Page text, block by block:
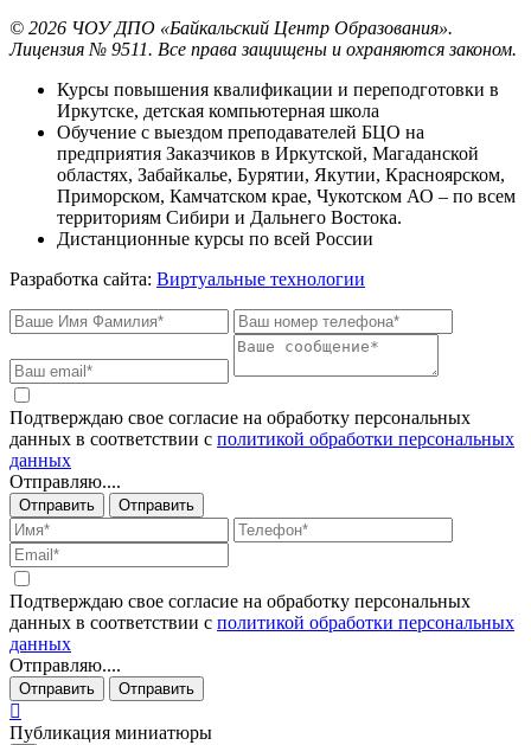
© 2026 ЧОУ ДПО «Байкальский Центр Образования».
Лицензия № 9511. Все права защищены и охраняются законом.
Курсы повышения квалификации и переподготовки в
Иркутске, детская компьютерная школа
Обучение с выездом преподавателей БЦО на
предприятия Заказчиков в Иркутской, Магаданской
областях, Забайкалье, Бурятии, Якутии, Красноярском,
Приморском, Камчатском крае, Чукотском АО – по всем
территориям Сибири и Дальнего Востока.
Дистанционные курсы по всей России
Разработка сайта: Виртуальные технологии
Подтверждаю свое согласие на обработку персональных
данных в соответствии с политикой обработки персональных
данных
Отправляю....
Отправить Отправить
Подтверждаю свое согласие на обработку персональных
данных в соответствии с политикой обработки персональных
данных
Отправляю....
Отправить Отправить
Публикация миниатюры